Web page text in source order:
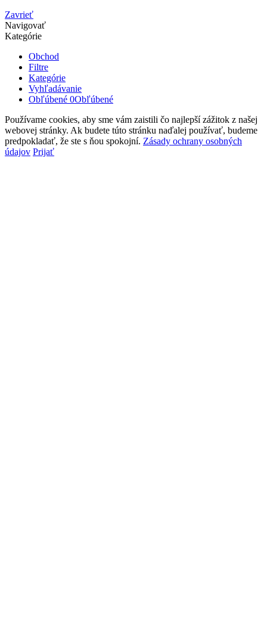
Zavrieť
Navigovať
Kategórie
Obchod
Filtre
Kategórie
Vyhľadávanie
Obľúbené 0Obľúbené
Používame cookies, aby sme vám zaistili čo najlepší zážitok z našej
webovej stránky. Ak budete túto stránku naďalej používať, budeme
predpokladať, že ste s ňou spokojní. Zásady ochrany osobných
údajov Prijať